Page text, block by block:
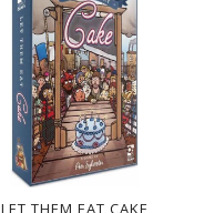
LET THEM EAT CAKE